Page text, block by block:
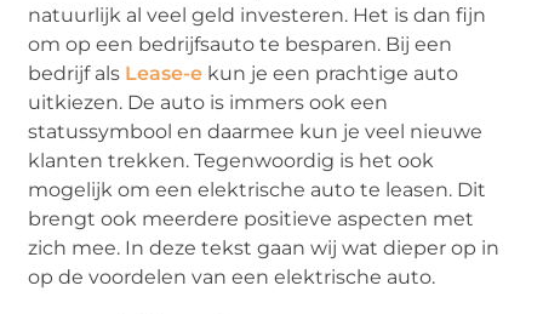
natuurlijk al veel geld investeren. Het is dan fijn
om op een bedrijfsauto te besparen. Bij een
bedrijf als Lease-e kun je een prachtige auto
uitkiezen. De auto is immers ook een
statussymbool en daarmee kun je veel nieuwe
klanten trekken. Tegenwoordig is het ook
mogelijk om een elektrische auto te leasen. Dit
brengt ook meerdere positieve aspecten met
zich mee. In deze tekst gaan wij wat dieper op in
op de voordelen van een elektrische auto.